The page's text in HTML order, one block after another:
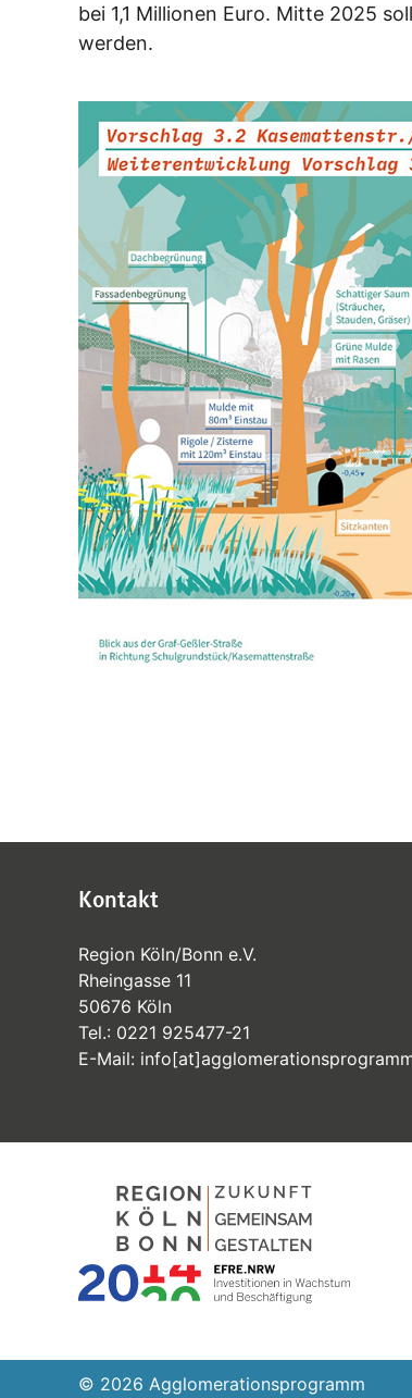
bei 1,1 Millionen Euro. Mitte 2025
werden.
Kontakt
Region Köln/Bonn e.V.
Rheingasse 11
50676 Köln
Tel.: 0221 925477-21
E-Mail: info[at]
© 2026 Agglomerationsprogramm